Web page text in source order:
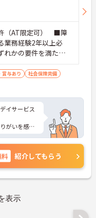
（AT限定可） ■障
業務経験2年以上必
かの要件を満たす
健福祉士または保育
社会福祉学、心理
業に従事した者／小
校等の教諭となる資
が適当と認めた者／3
従事した者で知事が
以上）
賞与あり
社会保険完備
イサービス
がいを感じ
長く働きや
など、さら
ご相談くだ
紹介してもらう
表示